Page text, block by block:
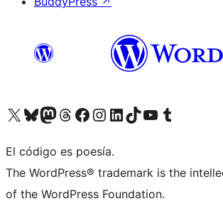
Visita nuestra cuenta de X (anteriormente Twitter)
Visita nuestra cuenta de Bluesky
Visita nuestra cuenta de Mastodon
Visita nuestra cuenta de Threads
Visita nuestra página de Facebook
Visita nuestra cuenta de Instagram
Visita nuestra cuenta de LinkedIn
Visita nuestra cuenta de TikTok
Visita nuestro canal de YouTube
Visita nuestra cuenta de Tumblr
El código es poesía.
The WordPress® trademark is the
of the WordPress Foundation.